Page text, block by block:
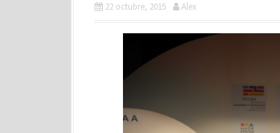
22 octubre, 2015 Alex